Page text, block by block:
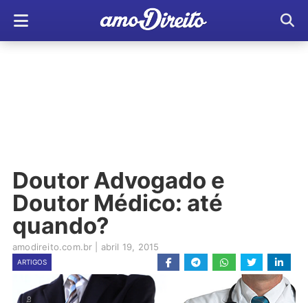
Doutor Advogado e
Doutor Médico: até
quando?
amodireito.com.br abril 19, 2015
ARTIGOS